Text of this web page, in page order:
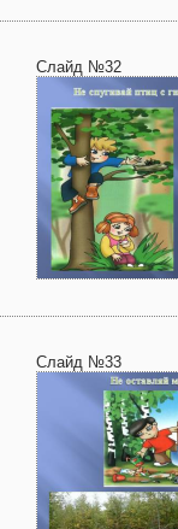
Слайд №32
Слайд №33